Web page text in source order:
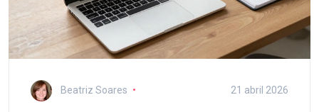
Beatriz Soares 21 abril 2026